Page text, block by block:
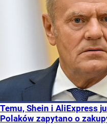
Temu, Shein i AliExpress
Polaków zapytano o